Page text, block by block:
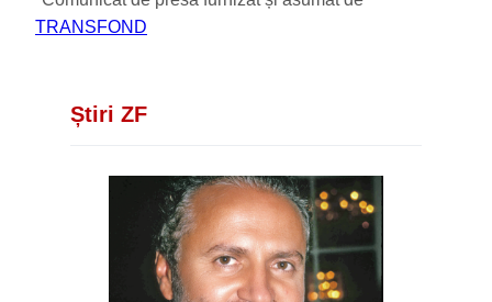
TRANSFOND
Știri ZF